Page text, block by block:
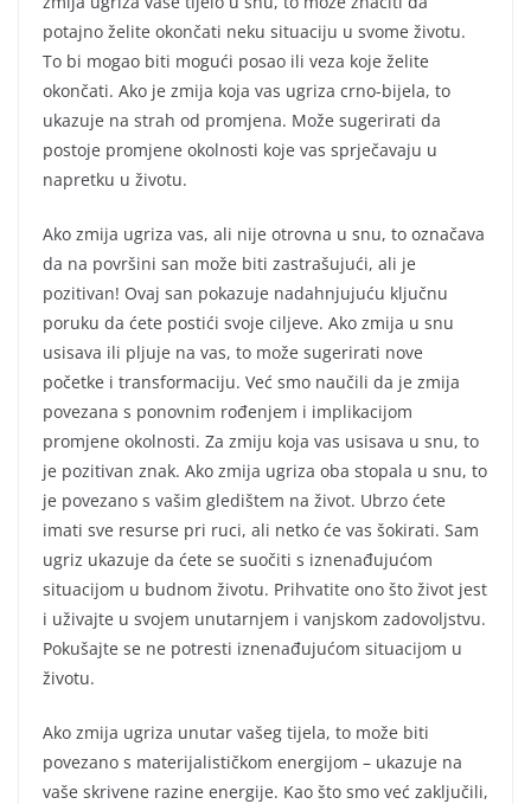
potajno želite okončati neku situaciju u svome životu.
To bi mogao biti mogući posao ili veza koje želite
okončati. Ako je zmija koja vas ugriza crno-bijela, to
ukazuje na strah od promjena. Može sugerirati da
postoje promjene okolnosti koje vas sprječavaju u
napretku u životu.
Ako zmija ugriza vas, ali nije otrovna u snu, to označava
da na površini san može biti zastrašujući, ali je
pozitivan! Ovaj san pokazuje nadahnjujuću ključnu
poruku da ćete postići svoje ciljeve. Ako zmija u snu
usisava ili pljuje na vas, to može sugerirati nove
početke i transformaciju. Već smo naučili da je zmija
povezana s ponovnim rođenjem i implikacijom
promjene okolnosti. Za zmiju koja vas usisava u snu, to
je pozitivan znak. Ako zmija ugriza oba stopala u snu, to
je povezano s vašim gledištem na život. Ubrzo ćete
imati sve resurse pri ruci, ali netko će vas šokirati. Sam
ugriz ukazuje da ćete se suočiti s iznenađujućom
situacijom u budnom životu. Prihvatite ono što život jest
i uživajte u svojem unutarnjem i vanjskom zadovoljstvu.
Pokušajte se ne potresti iznenađujućom situacijom u
životu.
Ako zmija ugriza unutar vašeg tijela, to može biti
povezano s materijalističkom energijom – ukazuje na
vaše skrivene razine energije. Kao što smo već zaključili,